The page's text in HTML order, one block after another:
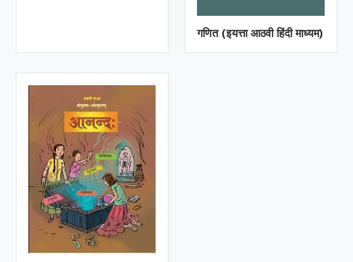
गणित (इयत्ता आठवी हिंदी माध्यम)